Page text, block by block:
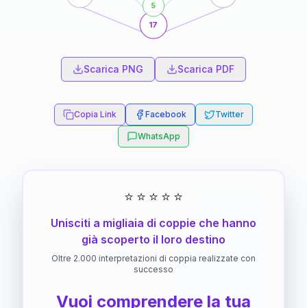
17
5
Scarica PNG Scarica PDF
Copia Link Facebook Twitter
WhatsApp
⭐ ⭐ ⭐ ⭐ ⭐
Unisciti a migliaia di coppie che hanno
già scoperto il loro destino
Oltre 2.000 interpretazioni di coppia realizzate con
successo
Vuoi comprendere la tua